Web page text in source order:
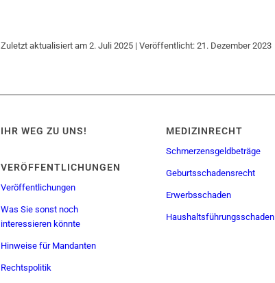
Zuletzt aktualisiert am 2. Juli 2025 | Veröffentlicht: 21. Dezember 2023
IHR WEG ZU UNS!
VERÖFFENTLICHUNGEN
Veröffentlichungen
Was Sie sonst noch
interessieren könnte
Hinweise für Mandanten
Rechtspolitik
MEDIZINRECHT
Schmerzensgeldbeträge
Geburtsschadensrecht
Erwerbsschaden
Haushaltsführungsschaden